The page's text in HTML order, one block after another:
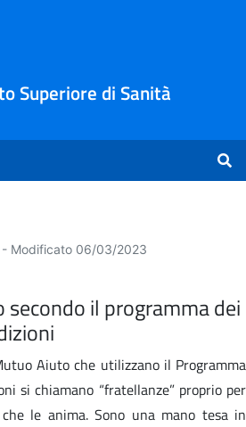
Superiore di Sanità
- Modificato 06/03/2023
il programma dei
Aiuto che utilizzano il Programma
si chiamano “fratellanze” proprio per
le anima. Sono una mano tesa in